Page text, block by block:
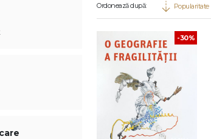
Ordonează după: Popularitate
-30%